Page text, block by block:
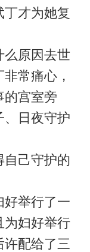
才为她复
原因去世
常痛心，
的宫室旁
、日夜守护
己守护的
举行了一
为妇好举行
许配给了三